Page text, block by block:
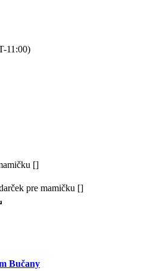
11:00)
[]
pre mamičku []
Bučany